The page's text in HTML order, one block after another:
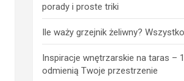
porady i proste triki
Ile waży grzejnik żeliwny?
Inspiracje wnętrzarskie na taras –
odmienią Twoje przestrzenie